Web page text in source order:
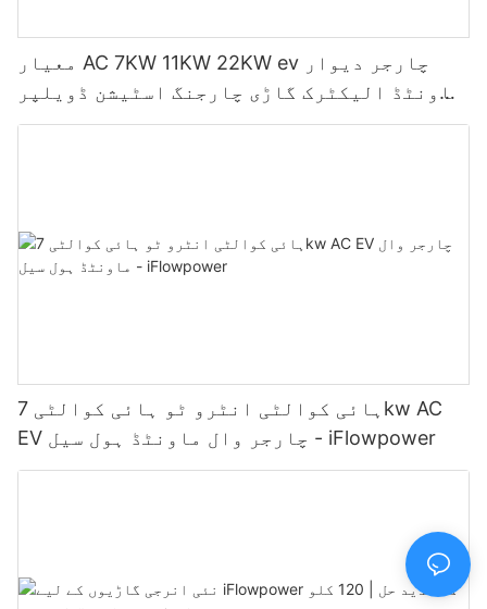
معیار AC 7KW 11KW 22KW ev چارجر دیوار
ماونٹڈ الیکٹرک گاڑی چارجنگ اسٹیشن ڈویلپر
| آئی فلو پاور2
ہائی کوالٹی انٹرو ٹو ہائی کوالٹی 7kw AC
EV چارجر وال ماونٹڈ ہول سیل - iFlowpower